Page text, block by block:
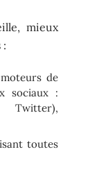
mieux
:
de
sociaux :
Twitter),
toutes